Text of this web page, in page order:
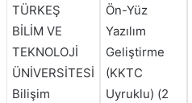
TÜRKEŞ
BİLİM VE
TEKNOLOJİ
ÜNİVERSİTESİ
Bilişim
Ön-Yüz
Yazılım
Geliştirme
(KKTC
Uyruklu) (2